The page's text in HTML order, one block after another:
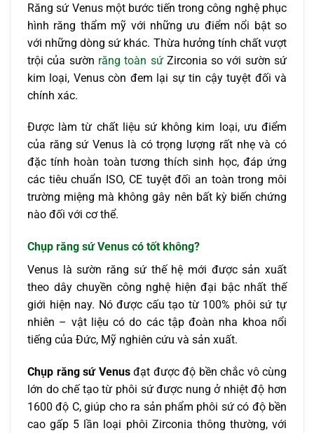
Răng sứ Venus một bước tiến trong công nghệ phục
hình răng thẩm mỹ với những ưu điểm nổi bật so
với những dòng sứ khác. Thừa hưởng tính chất vượt
trội của sườn răng toàn sứZirconia so với sườn sứ
kim loại, Venus còn đem lại sự tin cậy tuyệt đối và
chính xác.
Được làm từ chất liệu sứ không kim loại, ưu điểm
của răng sứ Venus là có trọng lượng rất nhẹ và có
đặc tính hoàn toàn tương thích sinh học, đáp ứng
các tiêu chuẩn ISO, CE tuyệt đối an toàn trong môi
trường miệng mà không gây nên bất kỳ biến chứng
nào đối với cơ thể.
Chụp răng sứ Venus có tốt không?
Venus là sườn răng sứ thế hệ mới được sản xuất
theo dây chuyền công nghệ hiện đại bậc nhất thế
giới hiện nay. Nó được cấu tạo từ 100% phôi sứ tự
nhiên – vật liệu có do các tập đoàn nha khoa nổi
tiếng của Đức, Mỹ nghiên cứu và sản xuất.
Chụp răng sứ Venusđạt được độ bền chắc vô cùng
lớn do chế tạo từ phôi sứ được nung ở nhiệt độ hơn
1600 độ C, giúp cho ra sản phẩm phôi sứ có độ bền
cao gấp 5 lần loại phôi Zirconia thông thường, với